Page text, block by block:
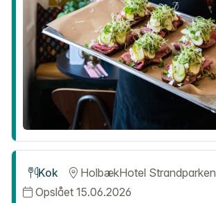
Kok HolbækHotel Strandparken
Opslået 15.06.2026